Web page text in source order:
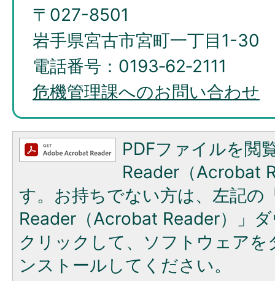
〒027-8501
岩手県宮古市宮町一丁目1-30
電話番号：0193‐62‐2111
危機管理課へのお問い合わせ
PDFファイルを閲
Reader（Acrobat
す。お持ちでない方は、左記の
Reader（Acrobat Reader）」
クリックして、ソフトウェア
ンストールしてください。